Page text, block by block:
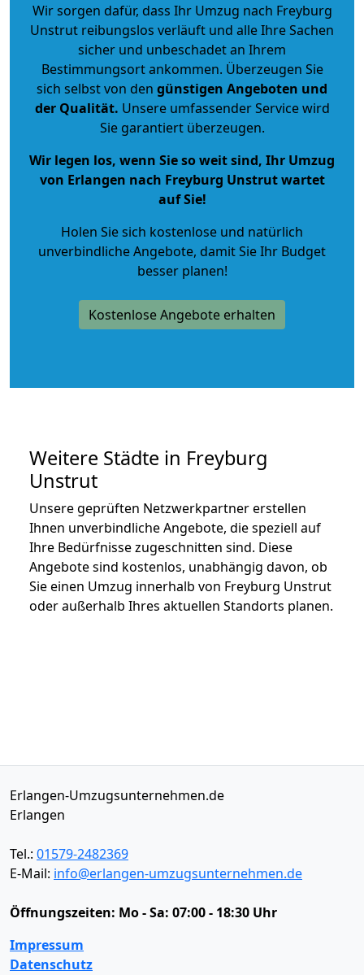
Wir sorgen dafür, dass Ihr Umzug nach Freyburg
Unstrut reibungslos verläuft und alle Ihre Sachen
sicher und unbeschadet an Ihrem
Bestimmungsort ankommen. Überzeugen Sie
sich selbst von den günstigen Angeboten und
der Qualität. Unsere umfassender Service wird
Sie garantiert überzeugen.
Wir legen los, wenn Sie so weit sind, Ihr Umzug
von Erlangen nach Freyburg Unstrut wartet
auf Sie!
Holen Sie sich kostenlose und natürlich
unverbindliche Angebote, damit Sie Ihr Budget
besser planen!
Kostenlose Angebote erhalten
Weitere Städte in Freyburg
Unstrut
Unsere geprüften Netzwerkpartner erstellen
Ihnen unverbindliche Angebote, die speziell auf
Ihre Bedürfnisse zugeschnitten sind. Diese
Angebote sind kostenlos, unabhängig davon, ob
Sie einen Umzug innerhalb von Freyburg Unstrut
oder außerhalb Ihres aktuellen Standorts planen.
Erlangen-Umzugsunternehmen.de
Erlangen
Tel.: 01579-2482369
E-Mail: info@erlangen-umzugsunternehmen.de
Öffnungszeiten: Mo - Sa: 07:00 - 18:30 Uhr
Impressum
Datenschutz